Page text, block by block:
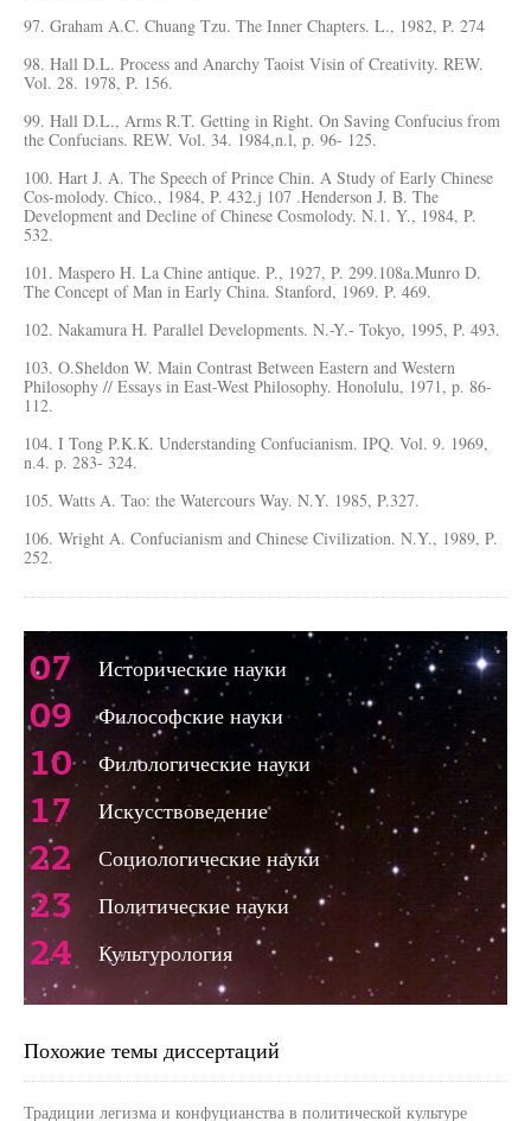
97. Graham A.C. Chuang Tzu. The Inner Chapters. L., 1982, P. 274
98. Hall D.L. Process and Anarchy Taoist Visin of Creativity. REW.
Vol. 28. 1978, P. 156.
99. Hall D.L., Arms R.T. Getting in Right. On Saving Confucius from
the Confucians. REW. Vol. 34. 1984,n.l, p. 96- 125.
100. Hart J. A. The Speech of Prince Chin. A Study of Early Chinese
Cos-molody. Chico., 1984, P. 432.j 107 .Henderson J. B. The
Development and Decline of Chinese Cosmolody. N.1. Y., 1984, P.
532.
101. Maspero H. La Chine antique. P., 1927, P. 299.108a.Munro D.
The Concept of Man in Early China. Stanford, 1969. P. 469.
102. Nakamura H. Parallel Developments. N.-Y.- Tokyo, 1995, P. 493.
103. O.Sheldon W. Main Contrast Between Eastern and Western
Philosophy // Essays in East-West Philosophy. Honolulu, 1971, p. 86-
112.
104. I Tong P.K.K. Understanding Confucianism. IPQ. Vol. 9. 1969,
n.4. p. 283- 324.
105. Watts A. Tao: the Watercours Way. N.Y. 1985, P.327.
106. Wright A. Confucianism and Chinese Civilization. N.Y., 1989, P.
252.
07 Исторические науки
09 Философские науки
10 Филологические науки
17 Искусствоведение
22 Социологические науки
23 Политические науки
24 Культурология
Похожие темы диссертаций
Традиции легизма и конфуцианства в политической культуре